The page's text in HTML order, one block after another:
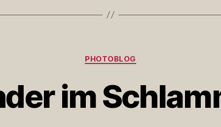
Kategorien
PHOTOBLOG
im